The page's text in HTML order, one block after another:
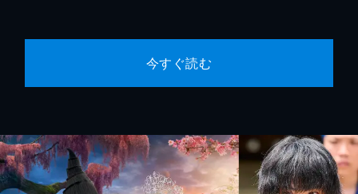
今すぐ読む